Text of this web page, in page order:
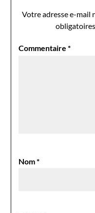
Votre adresse e-mail
Commentaire*
Nom*